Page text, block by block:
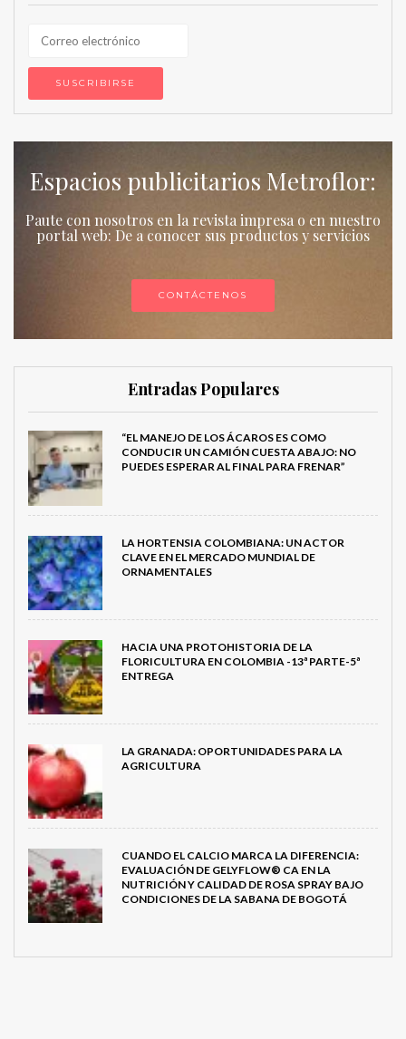
Espacios publicitarios Metroflor:
Paute con nosotros en la revista impresa o en nuestro
portal web: De a conocer sus productos y servicios
CONTÁCTENOS
Entradas Populares
“EL MANEJO DE LOS ÁCAROS ES COMO
CONDUCIR UN CAMIÓN CUESTA ABAJO: NO
PUEDES ESPERAR AL FINAL PARA FRENAR”
LA HORTENSIA COLOMBIANA: UN ACTOR
CLAVE EN EL MERCADO MUNDIAL DE
ORNAMENTALES
HACIA UNA PROTOHISTORIA DE LA
FLORICULTURA EN COLOMBIA -13ª PARTE-5ª
ENTREGA
LA GRANADA: OPORTUNIDADES PARA LA
AGRICULTURA
CUANDO EL CALCIO MARCA LA DIFERENCIA:
EVALUACIÓN DE GELYFLOW® CA EN LA
NUTRICIÓN Y CALIDAD DE ROSA SPRAY BAJO
CONDICIONES DE LA SABANA DE BOGOTÁ